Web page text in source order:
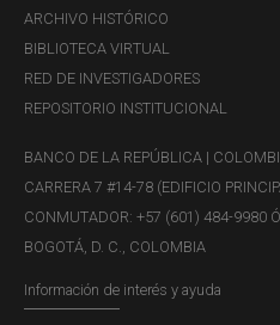
ARCHIVO HISTÓRICO
BIBLIOTECA VIRTUAL
RED DE INVESTIGADORES
REPOSITORIO INSTITUCIONAL
BANCO DE LA REPÚBLICA |
CARRERA 7 #14-78 (EDIFICIO
CONMUTADOR: +57 (601) 484-9980
BOGOTÁ, D. C., COLOMBIA
Información de interés y ayuda